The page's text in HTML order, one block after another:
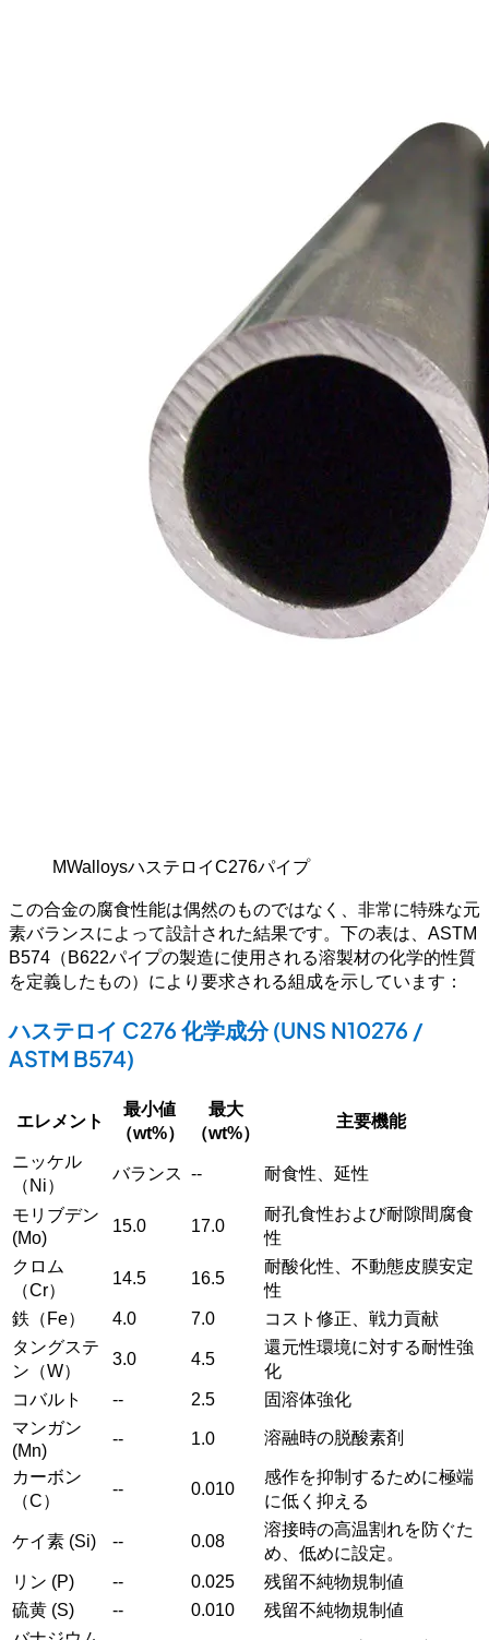
MWalloysハステロイC276パイプ
この合金の腐食性能は偶然のものではなく、非常に特殊な元
素バランスによって設計された結果です。下の表は、ASTM
B574（B622パイプの製造に使用される溶製材の化学的性質
を定義したもの）により要求される組成を示しています：
ハステロイ C276 化学成分 (UNS N10276 /
ASTM B574)
エレメント
最小値
（wt%）
最大
（wt%）
主要機能
ニッケル
（Ni）
バランス -- 耐食性、延性
モリブデン
(Mo)
15.0 17.0
耐孔食性および耐隙間腐食
性
クロム
（Cr）
14.5 16.5
耐酸化性、不動態皮膜安定
性
鉄（Fe）
4.0 7.0
コスト修正、戦力貢献
タングステ
ン（W）
3.0 4.5
還元性環境に対する耐性強
化
コバルト
-- 2.5
固溶体強化
マンガン
(Mn)
-- 1.0
溶融時の脱酸素剤
カーボン
（C）
-- 0.010
感作を抑制するために極端
に低く抑える
ケイ素 (Si) -- 0.08
溶接時の高温割れを防ぐた
め、低めに設定。
リン (P)
-- 0.025
残留不純物規制値
硫黄 (S)
-- 0.010
残留不純物規制値